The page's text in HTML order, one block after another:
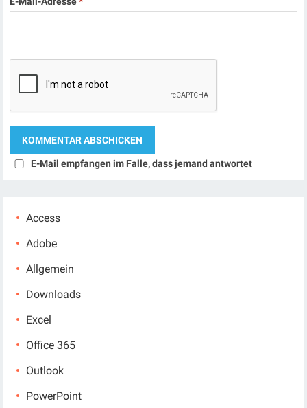
E-Mail empfangen im Falle, dass jemand antwortet
Access
Adobe
Allgemein
Downloads
Excel
Office 365
Outlook
PowerPoint